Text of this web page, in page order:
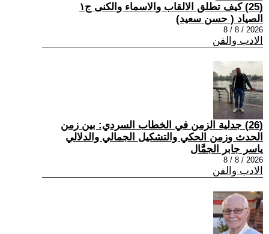
(25) كيف تطلق الالقاب والاسماء والكنى ج١
الصياد ‏( حسن سعيد‏)
2026 / 8 / 8
الادب والفن
(26) جدلية الزمن في الخطاب السردي: بين زمن
الحدث وزمن الحكي والتشكيل الجمالي والدلالي
ياسر جابر الجمَّال
2026 / 8 / 8
الادب والفن